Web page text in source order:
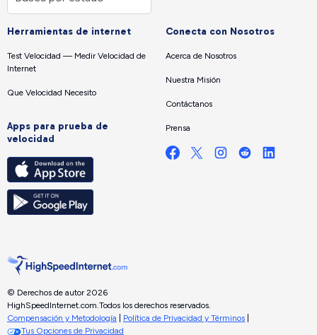
Herramientas de internet
Test Velocidad — Medir Velocidad de
Internet
Que Velocidad Necesito
Apps para prueba de
velocidad
Conecta con Nosotros
Acerca de Nosotros
Nuestra Misión
Contáctanos
Prensa
© Derechos de autor 2026
HighSpeedInternet.com. Todos los derechos reservados.
Compensación y Metodología
Política de Privacidad y Términos
Tus Opciones de Privacidad